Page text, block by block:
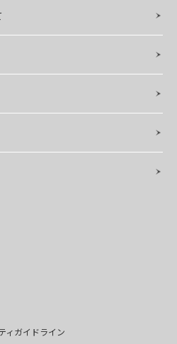
ィガイドライン